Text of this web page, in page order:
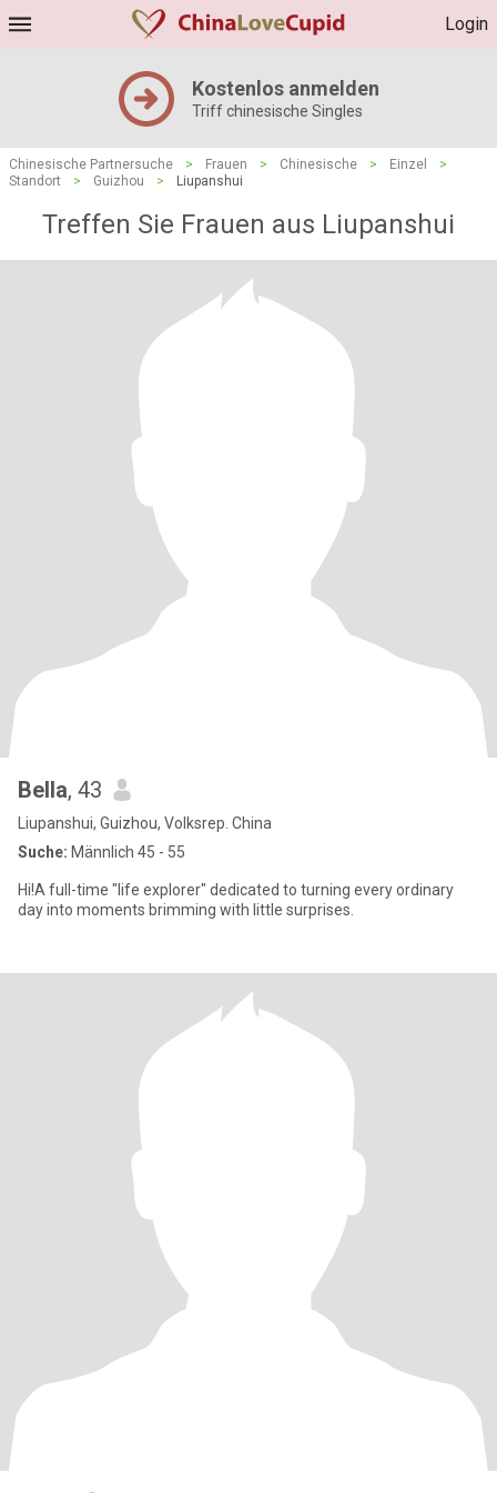
Login
Kostenlos anmelden
Triff chinesische Singles
Chinesische Partnersuche > Frauen > Chinesische > Einzel
>
Standort
> Guizhou > Liupanshui
Treffen Sie Frauen aus Liupanshui
Bella, 43
Liupanshui, Guizhou, Volksrep. China
Suche: Männlich 45 - 55
Hi!A full-time "life explorer" dedicated to turning every ordinary
day into moments brimming with little surprises.